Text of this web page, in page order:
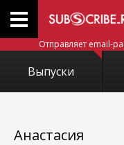
Отправляет email-
Выпуски
Анастасия